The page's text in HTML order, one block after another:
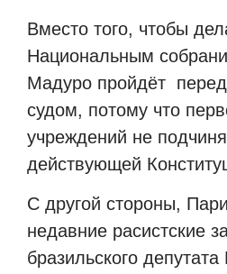
Вместо того, чтобы
Национальным
Мадуро пройдёт
судом, потому что
учреждений не
действующей
С другой стороны,
недавние расистские
бразильского